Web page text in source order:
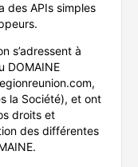
des APIs simples
s’adressent à
DOMAINE
la Société), et ont
droits et
des différentes